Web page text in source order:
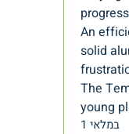
An
solid
The
young
1 במלאי